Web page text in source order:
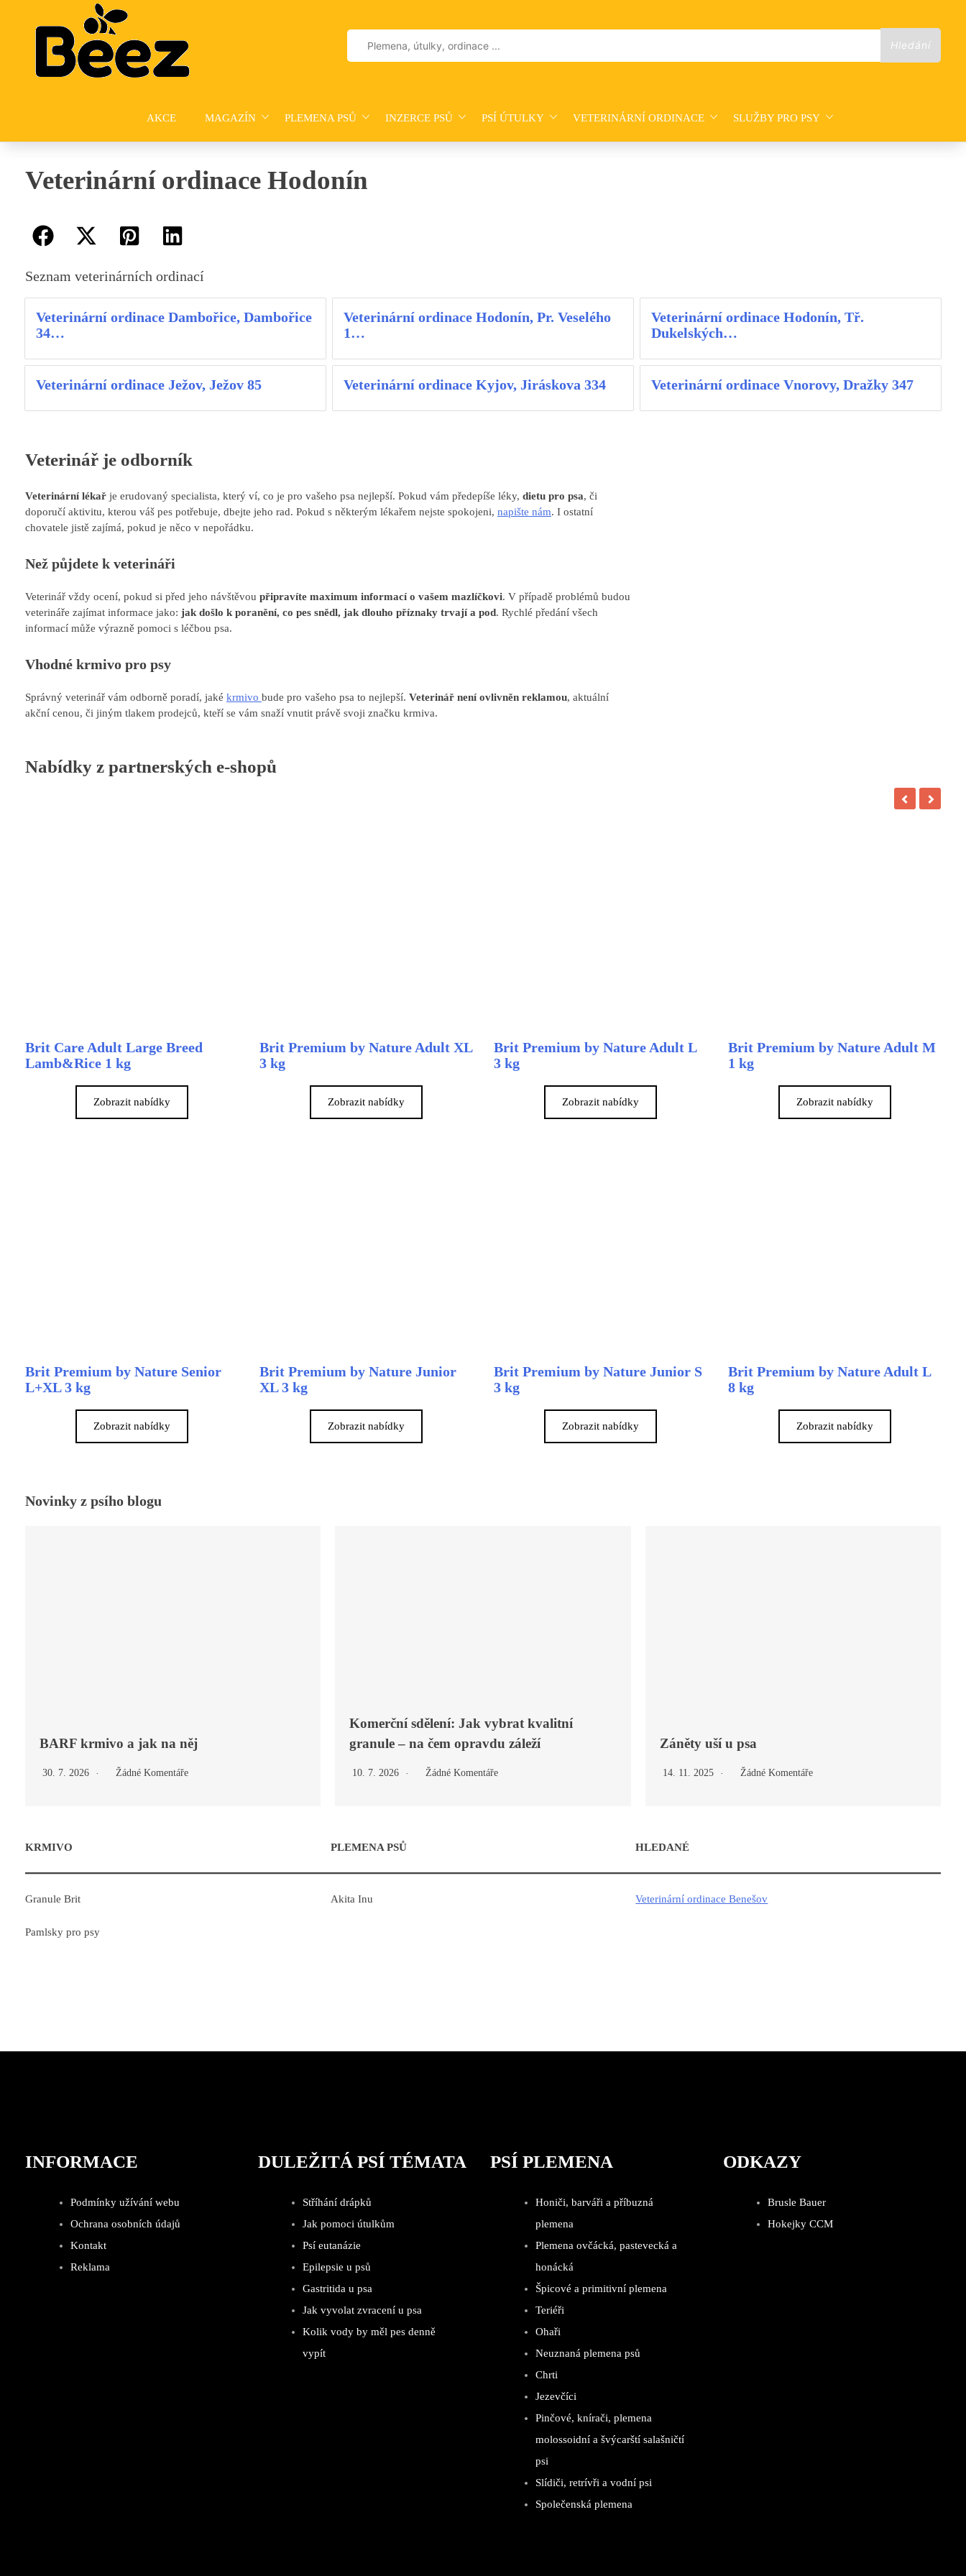
Vyhledávání
AKCE MAGAZÍN PLEMENA PSŮ INZERCE PSŮ PSÍ ÚTULKY VETERINÁRNÍ ORDINACE SLUŽBY PRO PSY
Veterinární ordinace Hodonín
Seznam veterinárních ordinací
Veterinární ordinace Dambořice, Dambořice
34…
Veterinární ordinace Hodonín, Pr. Veselého
1…
Veterinární ordinace Hodonín, Tř.
Dukelských…
Veterinární ordinace Ježov, Ježov 85 Veterinární ordinace Kyjov, Jiráskova 334 Veterinární ordinace Vnorovy, Dražky 347
Veterinář je odborník
Veterinární lékař je erudovaný specialista, který ví, co je pro vašeho psa nejlepší. Pokud vám předepíše léky, dietu pro psa, či
doporučí aktivitu, kterou váš pes potřebuje, dbejte jeho rad. Pokud s některým lékařem nejste spokojeni, napište nám. I ostatní
chovatele jistě zajímá, pokud je něco v nepořádku.
Než půjdete k veterináři
Veterinář vždy ocení, pokud si před jeho návštěvou připravíte maximum informací o vašem mazlíčkovi. V případě problémů budou
veterináře zajímat informace jako: jak došlo k poranění, co pes snědl, jak dlouho příznaky trvají a pod. Rychlé předání všech
informací může výrazně pomoci s léčbou psa.
Vhodné krmivo pro psy
Správný veterinář vám odborně poradí, jaké krmivo bude pro vašeho psa to nejlepší. Veterinář není ovlivněn reklamou, aktuální
akční cenou, či jiným tlakem prodejců, kteří se vám snaží vnutit právě svoji značku krmiva.
Nabídky z partnerských e-shopů
Brit Care Adult Large Breed
Lamb&Rice 1 kg
Zobrazit nabídky
Brit Premium by Nature Adult XL
3 kg
Zobrazit nabídky
Brit Premium by Nature Adult L
3 kg
Zobrazit nabídky
Brit Premium by Nature Adult M
1 kg
Zobrazit nabídky
Brit Premium by Nature Senior
L+XL 3 kg
Zobrazit nabídky
Brit Premium by Nature Junior
XL 3 kg
Zobrazit nabídky
Brit Premium by Nature Junior S
3 kg
Zobrazit nabídky
Brit Premium by Nature Adult L
8 kg
Zobrazit nabídky
Novinky z psího blogu
BARF krmivo a jak na něj
30. 7. 2026 Žádné Komentáře
Komerční sdělení: Jak vybrat kvalitní
granule – na čem opravdu záleží
10. 7. 2026 Žádné Komentáře
Záněty uší u psa
14. 11. 2025 Žádné Komentáře
KRMIVO
Granule Brit
Pamlsky pro psy
PLEMENA PSŮ
Akita Inu
HLEDANÉ
Veterinární ordinace Benešov
INFORMACE
Podmínky užívání webu
Ochrana osobních údajů
Kontakt
Reklama
DULEŽITÁ PSÍ TÉMATA
Stříhání drápků
Jak pomoci útulkům
Psí eutanázie
Epilepsie u psů
Gastritida u psa
Jak vyvolat zvracení u psa
Kolik vody by měl pes denně
vypít
PSÍ PLEMENA
Honiči, barváři a příbuzná
plemena
Plemena ovčácká, pastevecká a
honácká
Špicové a primitivní plemena
Teriéři
Ohaři
Neuznaná plemena psů
Chrti
Jezevčíci
Pinčové, knírači, plemena
molossoidní a švýcarští salašničtí
psi
Slídiči, retrívři a vodní psi
Společenská plemena
ODKAZY
Brusle Bauer
Hokejky CCM